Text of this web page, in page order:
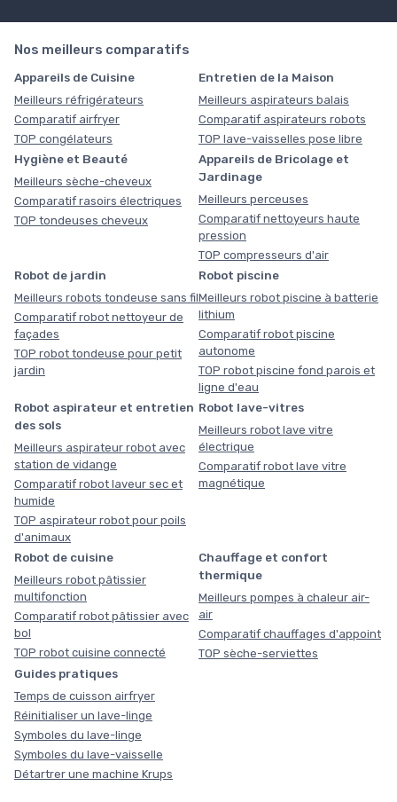
Nos meilleurs comparatifs
Appareils de Cuisine
Meilleurs réfrigérateurs
Comparatif airfryer
TOP congélateurs
Entretien de la Maison
Meilleurs aspirateurs balais
Comparatif aspirateurs robots
TOP lave-vaisselles pose libre
Hygiène et Beauté
Meilleurs sèche-cheveux
Comparatif rasoirs électriques
TOP tondeuses cheveux
Appareils de Bricolage et
Jardinage
Meilleurs perceuses
Comparatif nettoyeurs haute
pression
TOP compresseurs d'air
Robot de jardin
Meilleurs robots tondeuse sans fil
Comparatif robot nettoyeur de
façades
TOP robot tondeuse pour petit
jardin
Robot piscine
Meilleurs robot piscine à batterie
lithium
Comparatif robot piscine
autonome
TOP robot piscine fond parois et
ligne d'eau
Robot aspirateur et entretien
des sols
Meilleurs aspirateur robot avec
station de vidange
Comparatif robot laveur sec et
humide
TOP aspirateur robot pour poils
d'animaux
Robot lave-vitres
Meilleurs robot lave vitre
électrique
Comparatif robot lave vitre
magnétique
Robot de cuisine
Meilleurs robot pâtissier
multifonction
Comparatif robot pâtissier avec
bol
TOP robot cuisine connecté
Chauffage et confort
thermique
Meilleurs pompes à chaleur air-
air
Comparatif chauffages d'appoint
TOP sèche-serviettes
Guides pratiques
Temps de cuisson airfryer
Réinitialiser un lave-linge
Symboles du lave-linge
Symboles du lave-vaisselle
Détartrer une machine Krups